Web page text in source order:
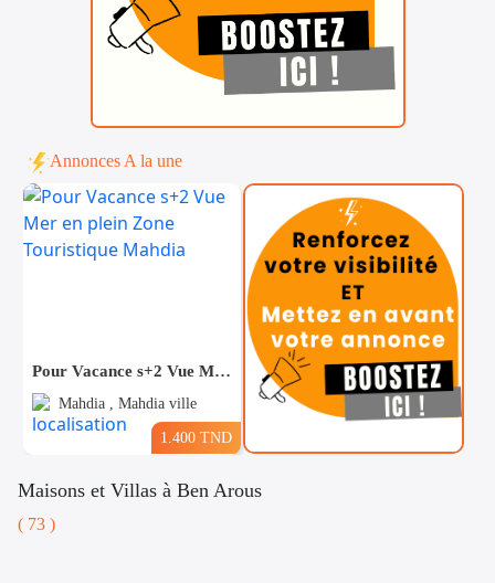
Annonces A la une
Pour Vacance s+2 Vue Mer en plein Zone Touristique Mahdia
Mahdia , Mahdia ville
1.400 TND
Maisons et Villas à Ben Arous
( 73 )